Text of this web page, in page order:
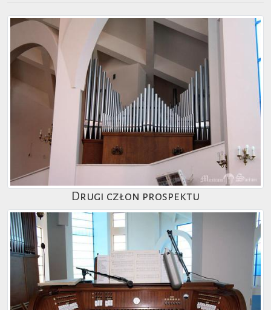
Drugi człon prospektu